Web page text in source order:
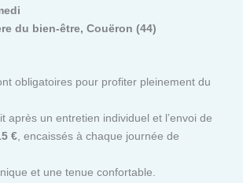
du bien-être, Couëron (44)
obligatoires pour profiter pleinement du
après un entretien individuel et l’envoi de
€, encaissés à chaque journée de
et une tenue confortable.